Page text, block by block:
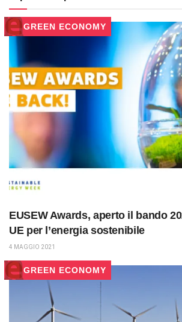
GREEN ECONOMY
EUSEW Awards, aperto il bando
UE per l’energia sostenibile
4 MAGGIO 2021
GREEN ECONOMY